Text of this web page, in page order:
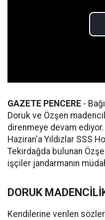
GAZETE PENCERE -
Doruk ve Özşen
direnmeye devam
Haziran'a Yıldızlar SSS
Tekirdağda bulunan
işçiler jandarmanın
DORUK
Kendilerine verilen